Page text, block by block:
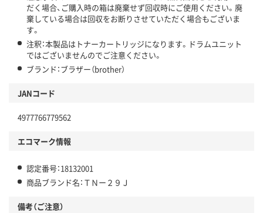
だく場合、ご購入時の箱は廃棄せず回収時にご使用ください。廃
棄している場合は回収をお断りさせていただく場合もございま
す。
注釈：本製品はトナーカートリッジになります。ドラムユニット
ではございませんのでご注意ください。
ブランド：ブラザー（brother）
JANコード
4977766779562
エコマーク情報
認定番号：18132001
商品ブランド名：ＴＮー２９Ｊ
備考（ご注意）